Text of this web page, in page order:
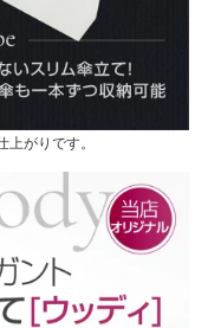
がりです。